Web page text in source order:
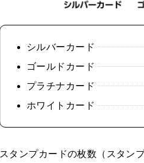
シルバーカード
ゴールドカード
プラチナカード
ホワイトカード
スタンプカードの枚数（スタン